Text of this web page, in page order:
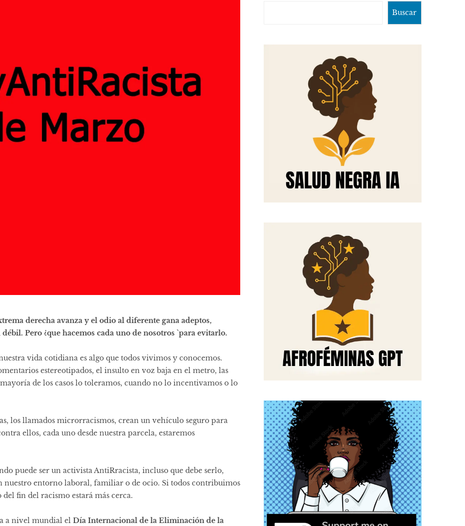
derecha avanza y el odio al diferente gana adeptos,
Pero ¿que hacemos cada uno de nosotros `para evitarlo.
vida cotidiana es algo que todos vivimos y conocemos.
estereotipados, el insulto en voz baja en el metro, las
de los casos lo toleramos, cuando no lo incentivamos o lo
los llamados microrracismos, crean un vehículo seguro para
ellos, cada uno desde nuestra parcela, estaremos
puede ser un activista AntiRracista, incluso que debe serlo,
nuestro entorno laboral, familiar o de ocio. Si todos contribuimos
fin del racismo estará más cerca.
a nivel mundial el Día Internacional de la Eliminación de la
Buscar